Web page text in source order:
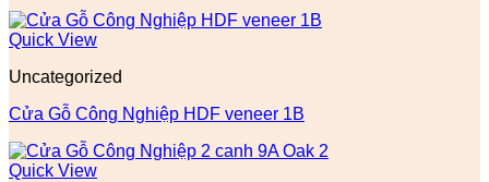
Quick View
Uncategorized
Cửa Gỗ Công Nghiệp HDF veneer 1B
Quick View